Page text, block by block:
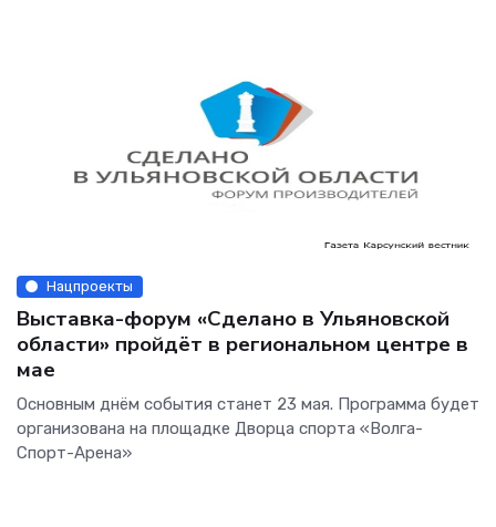
Нацпроекты
Выставка-форум «Сделано в Ульяновской
области» пройдёт в региональном центре в
мае
Основным днём события станет 23 мая. Программа будет
организована на площадке Дворца спорта «Волга-
Спорт-Арена»